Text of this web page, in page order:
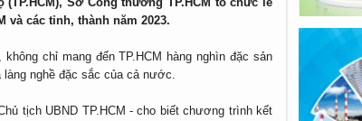
và các tỉnh, thành năm 2023.
chỉ mang đến TP.HCM hàng nghìn đặc sản
làng nghề đặc sắc của cả nước.
tịch UBND TP.HCM - cho biết chương trình kết